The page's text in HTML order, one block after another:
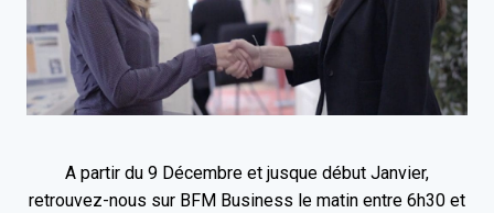
A partir du 9 Décembre et jusque début Janvier,
retrouvez-nous sur BFM Business le matin entre 6h30 et